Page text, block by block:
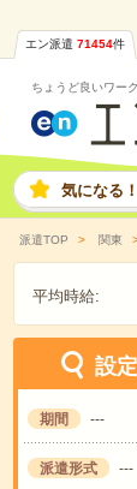
エン派遣 71454件
ちょうど良いワー
気になる
派遣TOP 関東
平均時給:
設
期間 ---
派遣形式 ---